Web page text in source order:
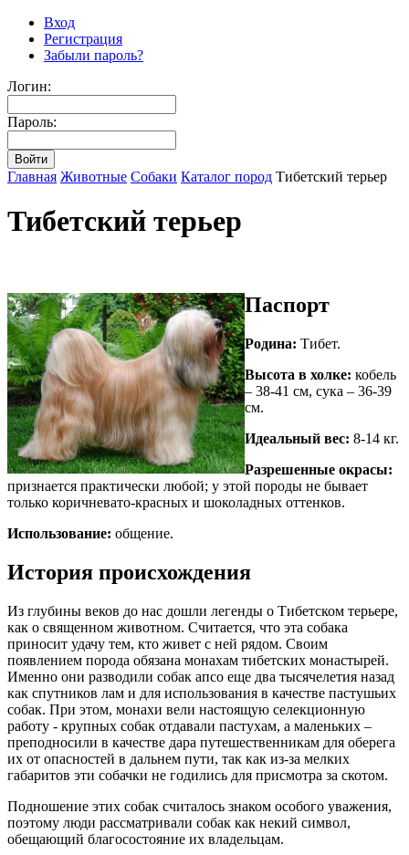
Вход
Регистрация
Забыли пароль?
Логин:
Пароль:
Главная Животные Собаки Каталог пород Тибетский терьер
Тибетский терьер
Паспорт
Родина: Тибет.
Высота в холке: кобель
– 38-41 см, сука – 36-39
см.
Идеальный вес: 8-14 кг.
Разрешенные окрасы:
признается практически любой; у этой породы не бывает
только коричневато-красных и шоколадных оттенков.
Использование: общение.
История происхождения
Из глубины веков до нас дошли легенды о Тибетском терьере,
как о священном животном. Считается, что эта собака
приносит удачу тем, кто живет с ней рядом. Своим
появлением порода обязана монахам тибетских монастырей.
Именно они разводили собак апсо еще два тысячелетия назад
как спутников лам и для использования в качестве пастушьих
собак. При этом, монахи вели настоящую селекционную
работу - крупных собак отдавали пастухам, а маленьких –
преподносили в качестве дара путешественникам для оберега
их от опасностей в дальнем пути, так как из-за мелких
габаритов эти собачки не годились для присмотра за скотом.
Подношение этих собак считалось знаком особого уважения,
поэтому люди рассматривали собак как некий символ,
обещающий благосостояние их владельцам.